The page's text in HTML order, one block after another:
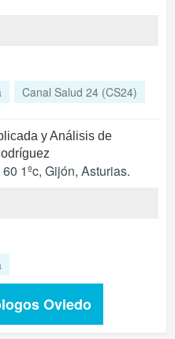
Canal Salud 24 (CS24)
y Análisis de
1ºc, Gijón, Asturias.
Oviedo